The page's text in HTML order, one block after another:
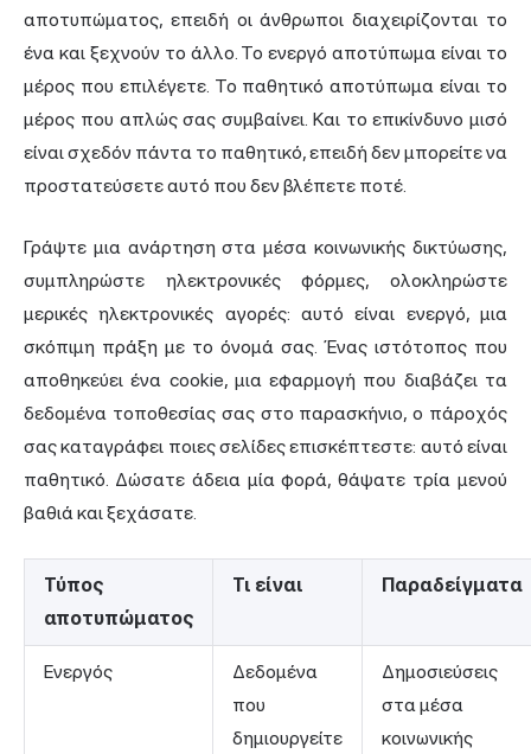
αποτυπώματος, επειδή οι άνθρωποι διαχειρίζονται το
ένα και ξεχνούν το άλλο. Το ενεργό αποτύπωμα είναι το
μέρος που επιλέγετε. Το παθητικό αποτύπωμα είναι το
μέρος που απλώς σας συμβαίνει. Και το επικίνδυνο μισό
είναι σχεδόν πάντα το παθητικό, επειδή δεν μπορείτε να
προστατεύσετε αυτό που δεν βλέπετε ποτέ.
Γράψτε μια ανάρτηση στα μέσα κοινωνικής δικτύωσης,
συμπληρώστε ηλεκτρονικές φόρμες, ολοκληρώστε
μερικές ηλεκτρονικές αγορές: αυτό είναι ενεργό, μια
σκόπιμη πράξη με το όνομά σας. Ένας ιστότοπος που
αποθηκεύει ένα cookie, μια εφαρμογή που διαβάζει τα
δεδομένα τοποθεσίας σας στο παρασκήνιο, ο πάροχός
σας καταγράφει ποιες σελίδες επισκέπτεστε: αυτό είναι
παθητικό. Δώσατε άδεια μία φορά, θάψατε τρία μενού
βαθιά και ξεχάσατε.
Τύπος
αποτυπώματος
Τι είναι Παραδείγματα
Ενεργός
Δεδομένα
που
δημιουργείτε
Δημοσιεύσεις
στα μέσα
κοινωνικής